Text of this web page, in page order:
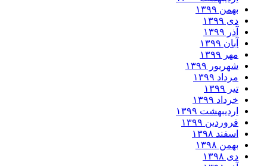
بهمن ۱۳۹۹
دی ۱۳۹۹
آذر ۱۳۹۹
آبان ۱۳۹۹
مهر ۱۳۹۹
شهریور ۱۳۹۹
مرداد ۱۳۹۹
تیر ۱۳۹۹
خرداد ۱۳۹۹
اردیبهشت ۱۳۹۹
فروردین ۱۳۹۹
اسفند ۱۳۹۸
بهمن ۱۳۹۸
دی ۱۳۹۸